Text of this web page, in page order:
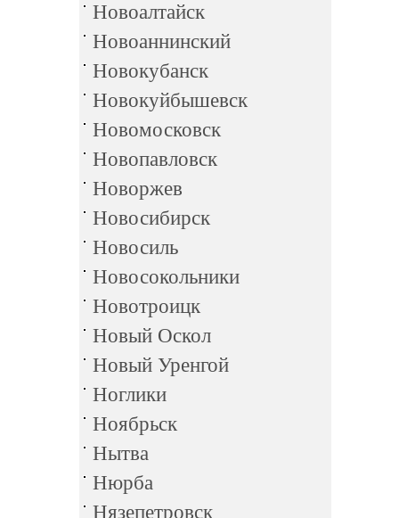
Новоалтайск
Новоаннинский
Новокубанск
Новокуйбышевск
Новомосковск
Новопавловск
Новоржев
Новосибирск
Новосиль
Новосокольники
Новотроицк
Новый Оскол
Новый Уренгой
Ноглики
Ноябрьск
Нытва
Нюрба
Нязепетровск